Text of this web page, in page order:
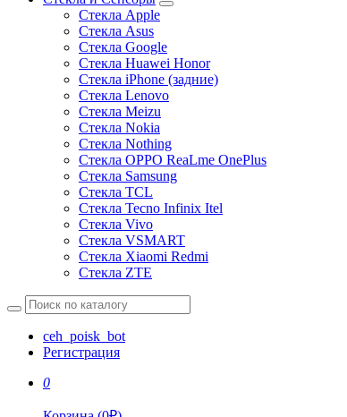
Стекла Apple
Стекла Asus
Стекла Google
Стекла Huawei Honor
Стекла iPhone (задние)
Стекла Lenovo
Стекла Meizu
Стекла Nokia
Стекла Nothing
Стекла OPPO ReaLme OnePlus
Стекла Samsung
Стекла TCL
Стекла Tecno Infinix Itel
Стекла Vivo
Стекла VSMART
Стекла Xiaomi Redmi
Стекла ZTE
ceh_poisk_bot
Регистрация
0